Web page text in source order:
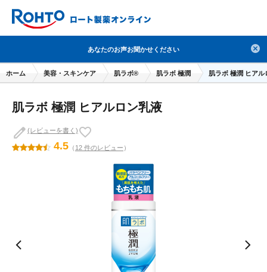
人気のキーワードで検索
目薬 ロートV5 日焼け止め 熱中症対策
デオコ セラミド オバジ
アゼライン酸
冬虫夏草 セノビック
美容サプリメント
制汗剤 洗顔
注目の商品 を見る
検索
あなたのお声お聞かせください
ホーム 美容・スキンケア 肌ラボ® 肌ラボ 極潤 肌ラボ 極潤 ヒアル
肌ラボ 極潤 ヒアルロン乳液
4.5 （ 12 件のレビュー ）
(レビューを書く)